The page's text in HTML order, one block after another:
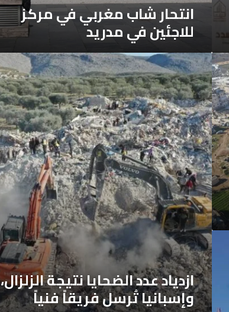
انتحار شاب مغربي في مركز
للاجئين في مدريد
ازدياد
عدد
الضحايا
نتيجة
الزلزال،
وإسبانيا
تُرسل
فريقاً
فنياً
ازدياد عدد الضحايا نتيجة الزلزال،
وإسبانيا تُرسل فريقاً فنياً